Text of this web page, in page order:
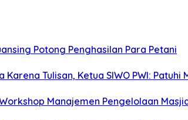
Potong Penghasilan Para Petani
Tulisan, Ketua SIWO PWI:
Manajemen Pengelolaan